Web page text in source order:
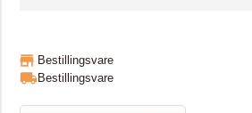
Bestillingsvare
Bestillingsvare